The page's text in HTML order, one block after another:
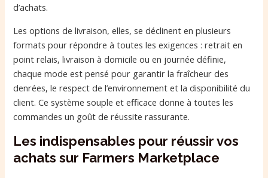
d’achats.
Les options de livraison, elles, se déclinent en plusieurs
formats pour répondre à toutes les exigences : retrait en
point relais, livraison à domicile ou en journée définie,
chaque mode est pensé pour garantir la fraîcheur des
denrées, le respect de l’environnement et la disponibilité du
client. Ce système souple et efficace donne à toutes les
commandes un goût de réussite rassurante.
Les indispensables pour réussir vos
achats sur Farmers Marketplace